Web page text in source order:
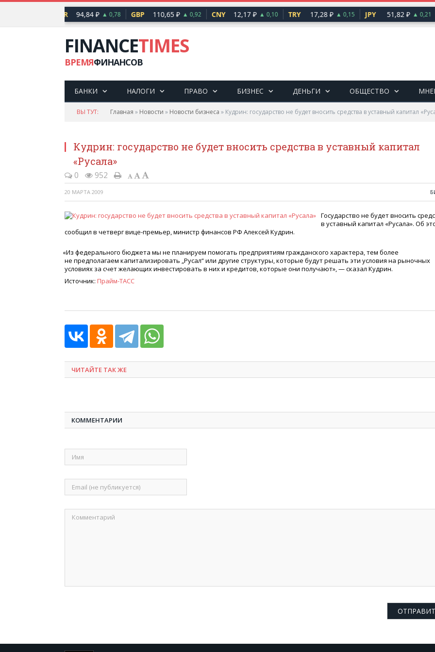
94,84 ₽ ▲ 0,78 GBP 110,65 ₽ ▲ 0,92 CNY 12,17 ₽ ▲ 0,10 TRY 17,28 ₽ ▲ 0,15 JPY 51,82 ₽ ▲ 0,21
FINANCETIMES
ВРЕМЯФИНАНСОВ
БАНКИ НАЛОГИ ПРАВО БИЗНЕС ДЕНЬГИ ОБЩЕСТВО
ВЫ ТУТ: Главная » Новости » Новости бизнеса » Кудрин: государство не будет вносить средства в уставный капитал
Кудрин: государство не будет вносить средства в уставный капитал
«Русала»
0 952
20 МАРТА 2009
Государство не будет вносить
в уставный капитал «Русала». Об
сообщил в четверг вице-премьер, министр финансов РФ Алексей Кудрин.
«Из федерального бюджета мы не планируем помогать предприятиям гражданского характера, тем более
не предполагаем капитализировать „Русал“ или другие структуры, которые будут решать эти условия на рыночных
условиях за счет желающих инвестировать в них и кредитов, которые они получают», — сказал Кудрин.
Источник: Прайм-ТАСС
ЧИТАЙТЕ ТАК ЖЕ
КОММЕНТАРИИ